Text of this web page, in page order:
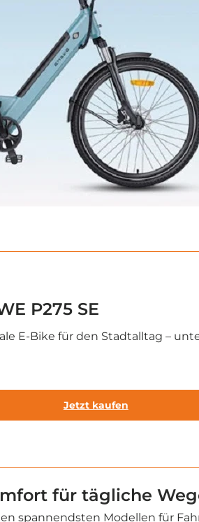
P275 SE
E-Bike für den Stadtalltag –
Jetzt kaufen
für tägliche
spannendsten Modellen für